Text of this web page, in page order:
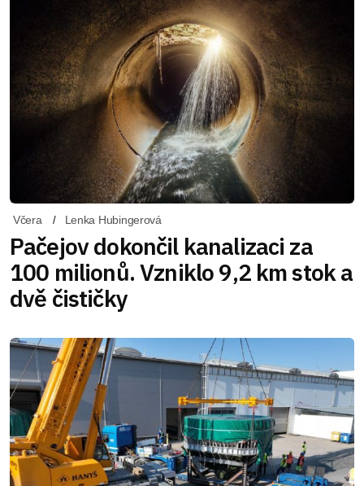
Včera Lenka Hubingerová
Pačejov dokončil kanalizaci za
100 milionů. Vzniklo 9,2 km stok a
dvě čističky